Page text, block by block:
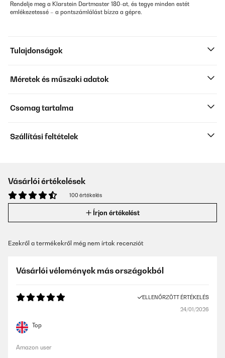
Rendelje meg a Klarstein Dartmaster 180-at, és tegye minden estét
emlékezetessé – a pontszámlálást bízza a gépre.
Tulajdonságok
Méretek és műszaki adatok
Csomag tartalma
Szállítási feltételek
Vásárlói értékelések
100 értékelés
Írjon értékelést
Ezekről a termékekről még nem írtak recenziót
Vásárlói vélemények más országokból
ELLENŐRZÖTT ÉRTÉKELÉS
24/01/2026
Top
Amazon user